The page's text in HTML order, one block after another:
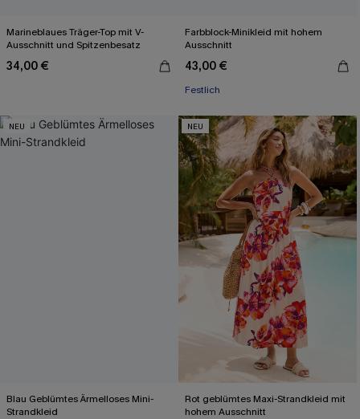
Marineblaues Träger-Top mit V-
Ausschnitt und Spitzenbesatz
34,00 €
Farbblock-Minikleid mit hohem
Ausschnitt
43,00 €
Festlich
NEU
Blau Geblümtes Ärmelloses Mini-
Strandkleid
NEU
Rot geblümtes Maxi-Strandkleid mit
hohem Ausschnitt